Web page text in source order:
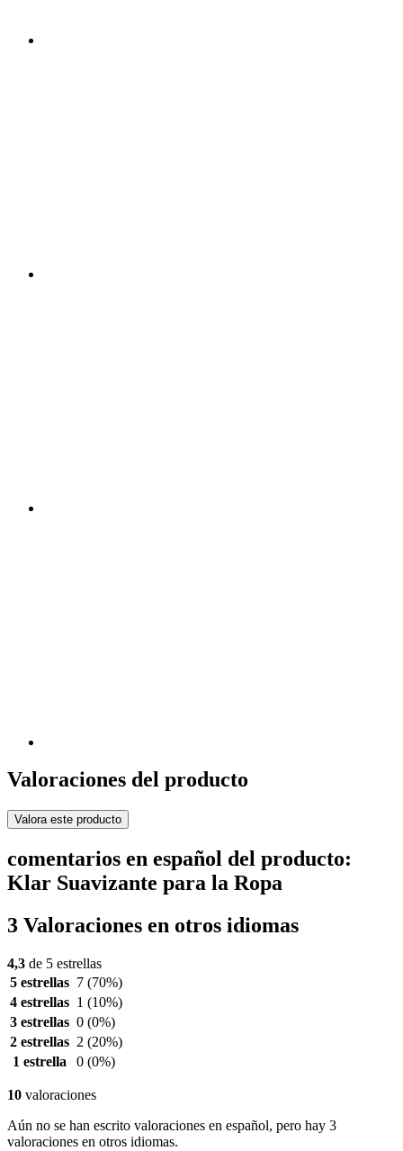
Valoraciones del producto
Valora este producto
comentarios en español del producto:
Klar Suavizante para la Ropa
3 Valoraciones en otros idiomas
4,3 de 5 estrellas
5 estrellas 7 (70%)
4 estrellas 1 (10%)
3 estrellas 0 (0%)
2 estrellas 2 (20%)
1 estrella
0 (0%)
10 valoraciones
Aún no se han escrito valoraciones en español, pero hay 3
valoraciones en otros idiomas.